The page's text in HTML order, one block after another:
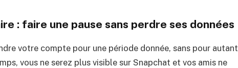
: faire une pause sans perdre ses données
votre compte pour une période donnée, sans pour autant
vous ne serez plus visible sur Snapchat et vos amis ne